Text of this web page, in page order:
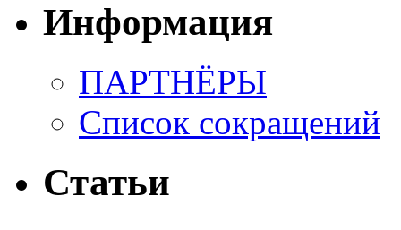
Информация
ПАРТНЁРЫ
Список сокращений
Статьи